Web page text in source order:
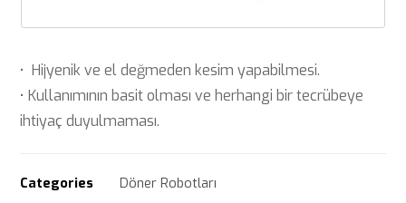
• Hijyenik ve el değmeden kesim yapabilmesi.
• Kullanımının basit olması ve herhangi bir tecrübeye
ihtiyaç duyulmaması.
Categories Döner Robotları